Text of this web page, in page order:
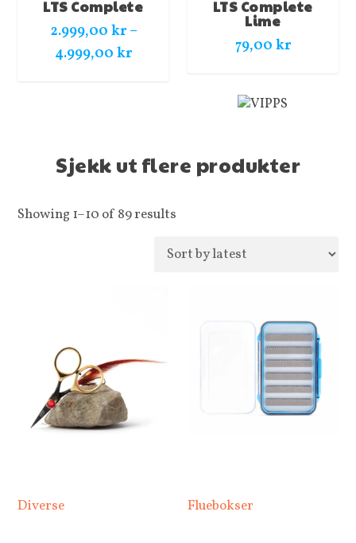
LTS Complete
2.999,00 kr –
4.999,00 krP
m
å
9
0
LTS Complete
Lime
79,00 kr
Sjekk ut flere produkter
Showing 1–10 of 89 results
Diverse Fluebokser